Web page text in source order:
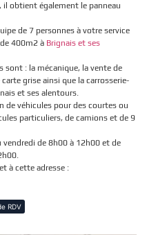
il obtient également le panneau
de 7 personnes à votre service
400m2 à Brignais et ses
sont : la mécanique, la vente de
grise ainsi que la carrosserie-
et ses alentours.
de véhicules pour des courtes ou
particuliers, de camions et de 9
de 8h00 à 12h00 et de
à cette adresse :
RDV